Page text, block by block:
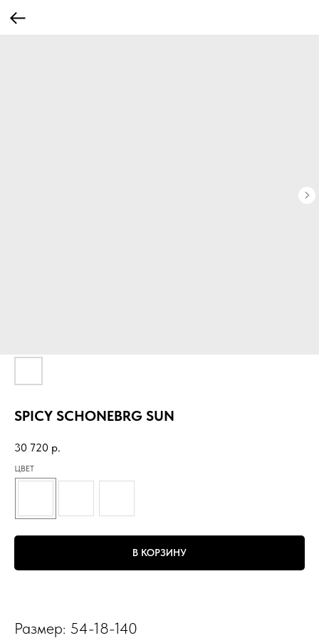
SPICY SCHONEBRG SUN
30 720 р.
ЦВЕТ
В КОРЗИНУ
Размер: 54-18-140